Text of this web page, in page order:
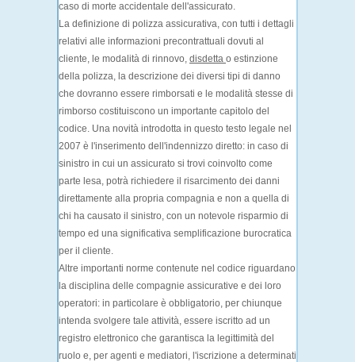
caso di morte accidentale dell'assicurato.
La definizione di polizza assicurativa, con tutti i dettagli
relativi alle informazioni precontrattuali dovuti al
cliente, le modalità di rinnovo, disdetta o estinzione
della polizza, la descrizione dei diversi tipi di danno
che dovranno essere rimborsati e le modalità stesse di
rimborso costituiscono un importante capitolo del
codice. Una novità introdotta in questo testo legale nel
2007 è l'inserimento dell'indennizzo diretto: in caso di
sinistro in cui un assicurato si trovi coinvolto come
parte lesa, potrà richiedere il risarcimento dei danni
direttamente alla propria compagnia e non a quella di
chi ha causato il sinistro, con un notevole risparmio di
tempo ed una significativa semplificazione burocratica
per il cliente.
Altre importanti norme contenute nel codice riguardano
la disciplina delle compagnie assicurative e dei loro
operatori: in particolare è obbligatorio, per chiunque
intenda svolgere tale attività, essere iscritto ad un
registro elettronico che garantisca la legittimità del
ruolo e, per agenti e mediatori, l'iscrizione a determinati